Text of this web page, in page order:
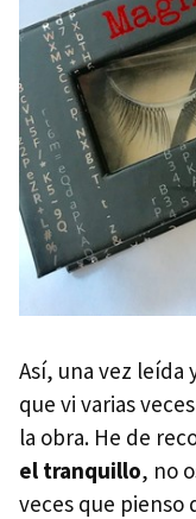
Así, una vez leída
que vi varias
la obra. He de
el tranquillo, no
veces que pienso